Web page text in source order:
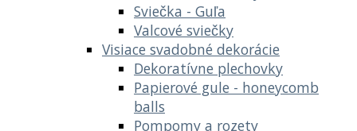
Sviečka - Guľa
Valcové sviečky
Visiace svadobné dekorácie
Dekoratívne plechovky
Papierové gule - honeycomb
balls
Pompomy a rozety